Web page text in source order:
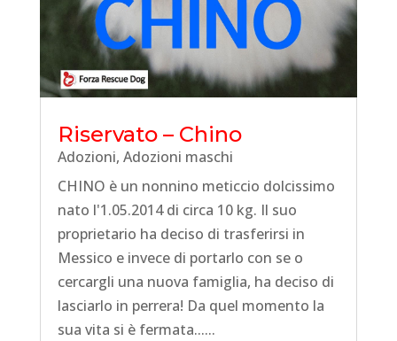
Riservato – Chino
Adozioni, Adozioni maschi
CHINO è un nonnino meticcio dolcissimo
nato l'1.05.2014 di circa 10 kg. Il suo
proprietario ha deciso di trasferirsi in
Messico e invece di portarlo con se o
cercargli una nuova famiglia, ha deciso di
lasciarlo in perrera! Da quel momento la
sua vita si è fermata......